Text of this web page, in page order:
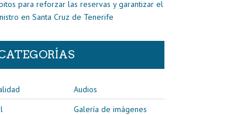
para reforzar las reservas y garantizar el
en Santa Cruz de Tenerife
Audios
Galería de imágenes